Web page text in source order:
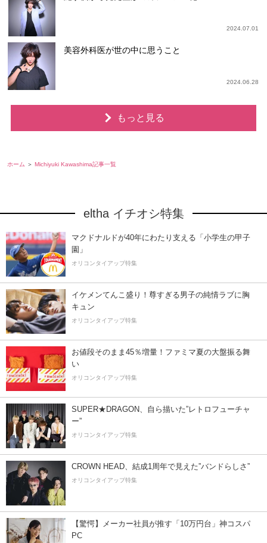
2024.07.01
美容外科医が世の中に思うこと
2024.06.28
もっと見る
ホーム Michiyuki Kawashima記事一覧
eltha イチオシ特集
マクドナルドが40年にわたり支える「小学生の甲子
園」
オリコンタイアップ特集
イケメンてんこ盛り！尊すぎる男子の純情ラブに胸
キュン
オリコンタイアップ特集
お値段そのまま45％増量！ファミマ夏の大盤振る舞
い
オリコンタイアップ特集
SUPER★DRAGON、自ら描いた”レトロフューチャ
ー”
オリコンタイアップ特集
CROWN HEAD、結成1周年で見えた”バンドらしさ”
オリコンタイアップ特集
【驚愕】メーカー社員が推す「10万円台」神コスパ
PC